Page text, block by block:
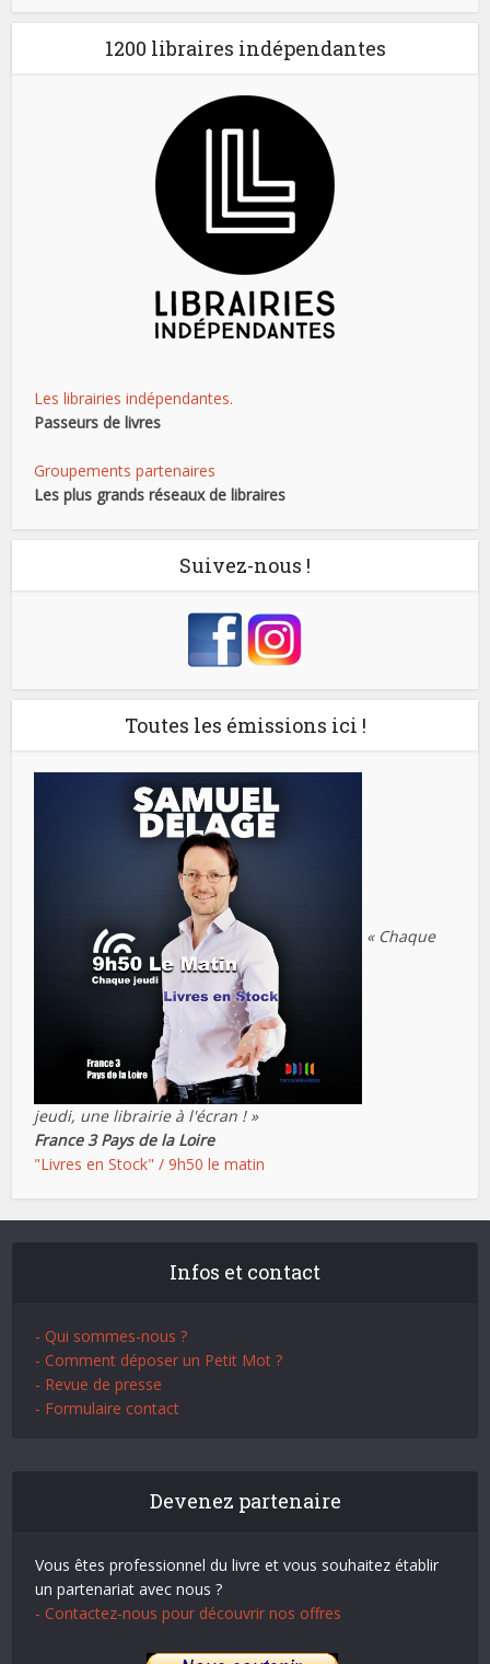
1200 libraires indépendantes
Les librairies indépendantes.
Passeurs de livres
Groupements partenaires
Les plus grands réseaux de libraires
Suivez-nous !
Toutes les émissions ici !
« Chaque
jeudi, une librairie à l'écran ! »
France 3 Pays de la Loire
"Livres en Stock" / 9h50 le matin
Infos et contact
- Qui sommes-nous ?
- Comment déposer un Petit Mot ?
- Revue de presse
- Formulaire contact
Devenez partenaire
Vous êtes professionnel du livre et vous souhaitez établir
un partenariat avec nous ?
- Contactez-nous pour découvrir nos offres